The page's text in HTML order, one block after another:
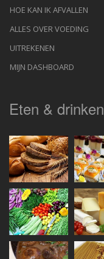
HOE KAN IK AFVALLEN
ALLES OVER VOEDING
UITREKENEN
MIJN DASHBOARD
Eten & drinken